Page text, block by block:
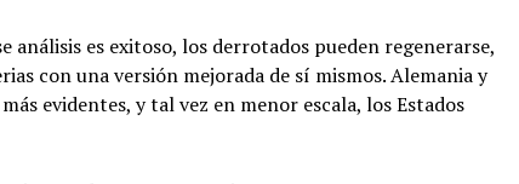
análisis es exitoso, los derrotados pueden regenerarse,
con una versión mejorada de sí mismos. Alemania y
evidentes, y tal vez en menor escala, los Estados